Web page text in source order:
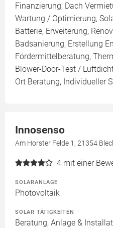
Finanzierung, Dach
Wartung / Optimierung,
Batterie, Erweiterung,
Badsanierung, Erstellung
Fördermittelberatung,
Blower-Door-Test /
Ort Beratung, Individueller
Innosenso
Am Horster Felde 1, 21354
4 mit einer
SOLARANLAGE
Photovoltaik
SOLAR TÄTIGKEITEN
Beratung, Anlage &